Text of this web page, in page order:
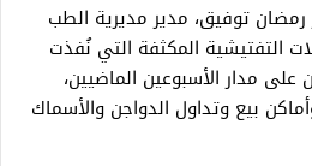
توفيق، مدير مديرية الطب
التفتيشية المكثفة التي نُفذت
مدار الأسبوعين الماضيين،
بيع وتداول الدواجن والأسماك